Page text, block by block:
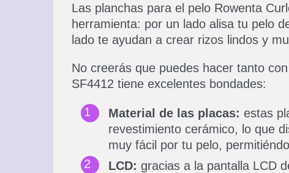
Las planchas para el pelo Rowenta
herramienta: por un lado alisa tu pelo
lado te ayudan a crear rizos lindos y
No creerás que puedes hacer tanto
SF4412 tiene excelentes bondades:
Material de las placas: estas
revestimiento cerámico, lo que
muy fácil por tu pelo,
LCD: gracias a la pantalla LCD